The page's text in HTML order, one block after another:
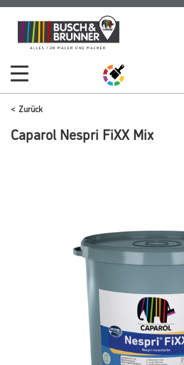
Zum
Inhalt
Zum
Navigationsmenü
Zurück
Caparol Nespri FiXX Mix